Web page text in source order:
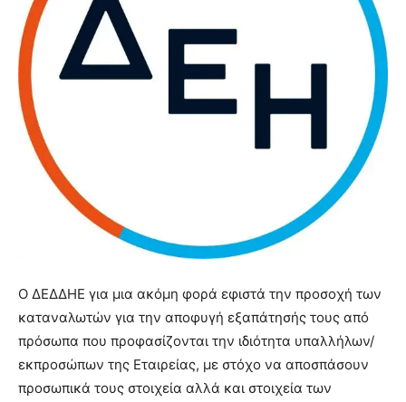
Ο ΔΕΔΔΗΕ για μια ακόμη φορά εφιστά την προσοχή των
καταναλωτών για την αποφυγή εξαπάτησής τους από
πρόσωπα που προφασίζονται την ιδιότητα υπαλλήλων/
εκπροσώπων της Εταιρείας, με στόχο να αποσπάσουν
προσωπικά τους στοιχεία αλλά και στοιχεία των